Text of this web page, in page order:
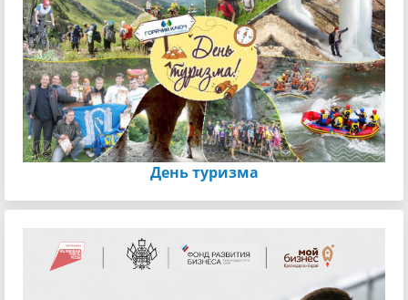
День туризма